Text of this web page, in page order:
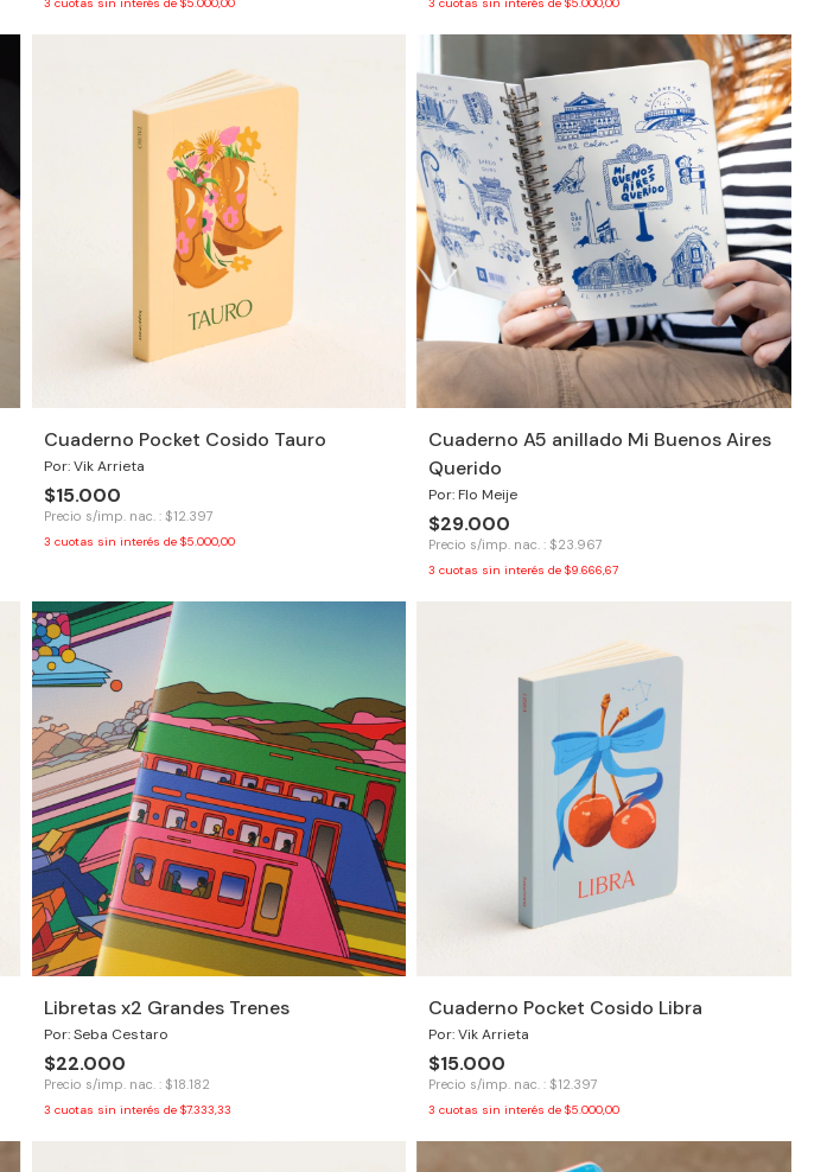
Cuaderno Pocket Cosido Tauro
Por: Vik Arrieta
$15.000
Precio s/imp. nac. : $12.397
3 cuotas sin interés de $5.000,00
Cuaderno A5 anillado Mi Buenos Aires
Querido
Por: Flo Meije
$29.000
Precio s/imp. nac. : $23.967
3 cuotas sin interés de$9.666,67
Libretas x2 Grandes Trenes
Por: Seba Cestaro
$22.000
Precio s/imp. nac. : $18.182
3 cuotas sin interés de $7.333,33
Cuaderno Pocket Cosido Libra
Por: Vik Arrieta
$15.000
Precio s/imp. nac. : $12.397
3 cuotas sin interés de$5.000,00